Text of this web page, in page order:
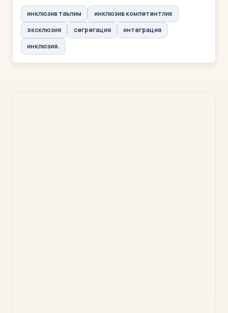
инклюзив таълим
инклюзив компетентлик
эксклюзия
сегрегация
интеграция
инклюзия.